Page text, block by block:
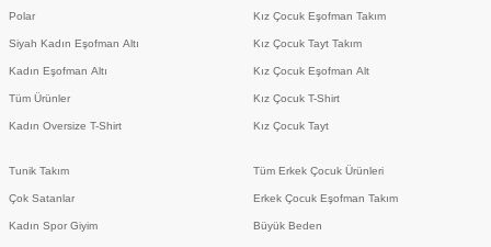
Polar
Siyah Kadın Eşofman Altı
Kadın Eşofman Altı
Tüm Ürünler
Kadın Oversize T-Shirt
Tunik Takım
Çok Satanlar
Kadın Spor Giyim
Kız Çocuk Eşofman Takım
Kız Çocuk Tayt Takım
Kız Çocuk Eşofman Alt
Kız Çocuk T-Shirt
Kız Çocuk Tayt
Tüm Erkek Çocuk Ürünleri
Erkek Çocuk Eşofman Takım
Büyük Beden